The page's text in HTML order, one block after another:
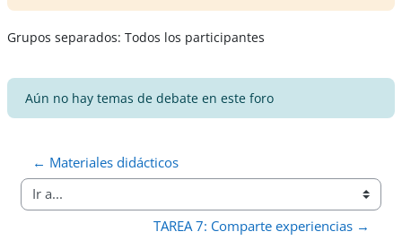
Grupos separados: Todos los participantes
Aún no hay temas de debate en este foro
← Materiales didácticos
Ir a...
TAREA 7: Comparte experiencias →